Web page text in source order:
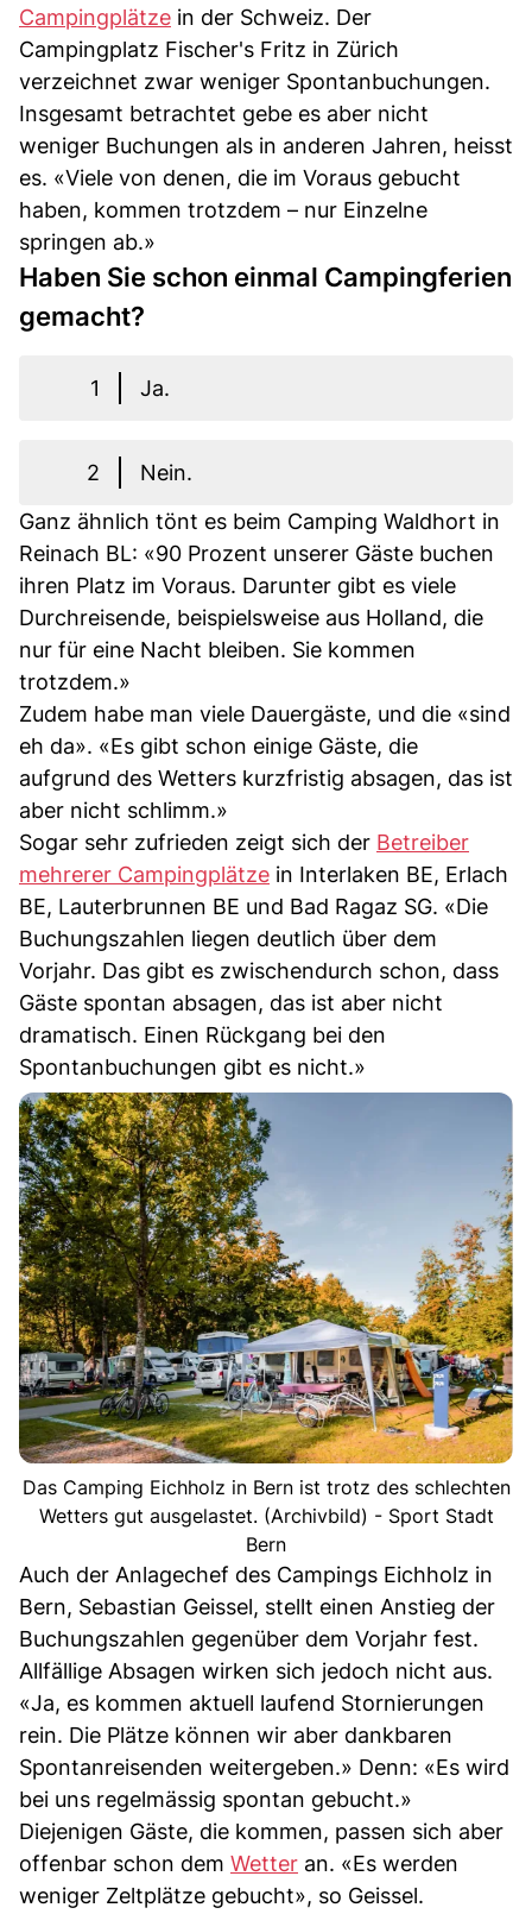
Campingplätze in der Schweiz. Der
Campingplatz Fischer's Fritz in Zürich
verzeichnet zwar weniger Spontanbuchungen.
Insgesamt betrachtet gebe es aber nicht
weniger Buchungen als in anderen Jahren, heisst
es. «Viele von denen, die im Voraus gebucht
haben, kommen trotzdem – nur Einzelne
springen ab.»
Haben Sie schon einmal Campingferien
gemacht?
1 Ja.
2
Nein.
Ganz ähnlich tönt es beim Camping Waldhort in
Reinach BL: «90 Prozent unserer Gäste buchen
ihren Platz im Voraus. Darunter gibt es viele
Durchreisende, beispielsweise aus Holland, die
nur für eine Nacht bleiben. Sie kommen
trotzdem.»
Zudem habe man viele Dauergäste, und die «sind
eh da». «Es gibt schon einige Gäste, die
aufgrund des Wetters kurzfristig absagen, das ist
aber nicht schlimm.»
Sogar sehr zufrieden zeigt sich der Betreiber
mehrerer Campingplätze in Interlaken BE, Erlach
BE, Lauterbrunnen BE und Bad Ragaz SG. «Die
Buchungszahlen liegen deutlich über dem
Vorjahr. Das gibt es zwischendurch schon, dass
Gäste spontan absagen, das ist aber nicht
dramatisch. Einen Rückgang bei den
Spontanbuchungen gibt es nicht.»
Das Camping Eichholz in Bern ist trotz des schlechten
Wetters gut ausgelastet. (Archivbild) - Sport Stadt
Bern
Auch der Anlagechef des Campings Eichholz in
Bern, Sebastian Geissel, stellt einen Anstieg der
Buchungszahlen gegenüber dem Vorjahr fest.
Allfällige Absagen wirken sich jedoch nicht aus.
«Ja, es kommen aktuell laufend Stornierungen
rein. Die Plätze können wir aber dankbaren
Spontanreisenden weitergeben.» Denn: «Es wird
bei uns regelmässig spontan gebucht.»
Diejenigen Gäste, die kommen, passen sich aber
offenbar schon dem Wetter an. «Es werden
weniger Zeltplätze gebucht», so Geissel.